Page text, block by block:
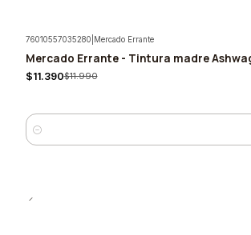
-5%
76010557035280 Mercado Errante
Mercado Errante - Tintura madre
$11.390$11.990
Cantidad